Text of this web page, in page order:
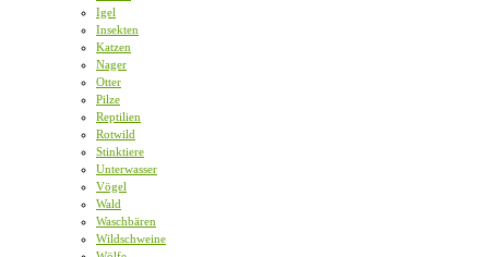
Igel
Insekten
Katzen
Nager
Otter
Pilze
Reptilien
Rotwild
Stinktiere
Unterwasser
Vögel
Wald
Waschbären
Wildschweine